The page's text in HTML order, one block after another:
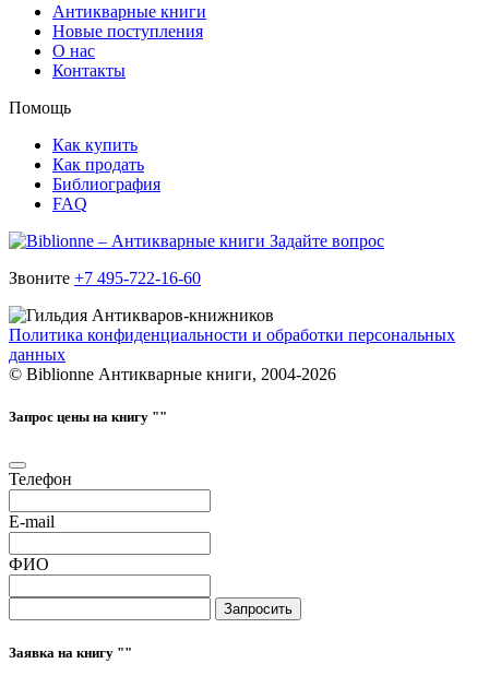
Антикварные книги
Новые поступления
О нас
Контакты
Помощь
Как купить
Как продать
Библиография
FAQ
Задайте вопрос
Звоните +7 495-722-16-60
Политика конфиденциальности и обработки персональных
данных
© Biblionne Антикварные книги, 2004-2026
Запрос цены на книгу ""
Телефон
E-mail
ФИО
Запросить
Заявка на книгу ""